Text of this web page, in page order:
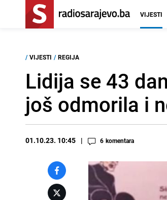
VIJESTI
/ VIJESTI / REGIJA
Lidija se 43
još odmorila i
01.10.23. 10:45 6 komentara